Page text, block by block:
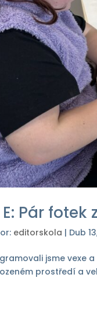
E: Pár
editorskola | Dub
jsme vexe
prostředí a